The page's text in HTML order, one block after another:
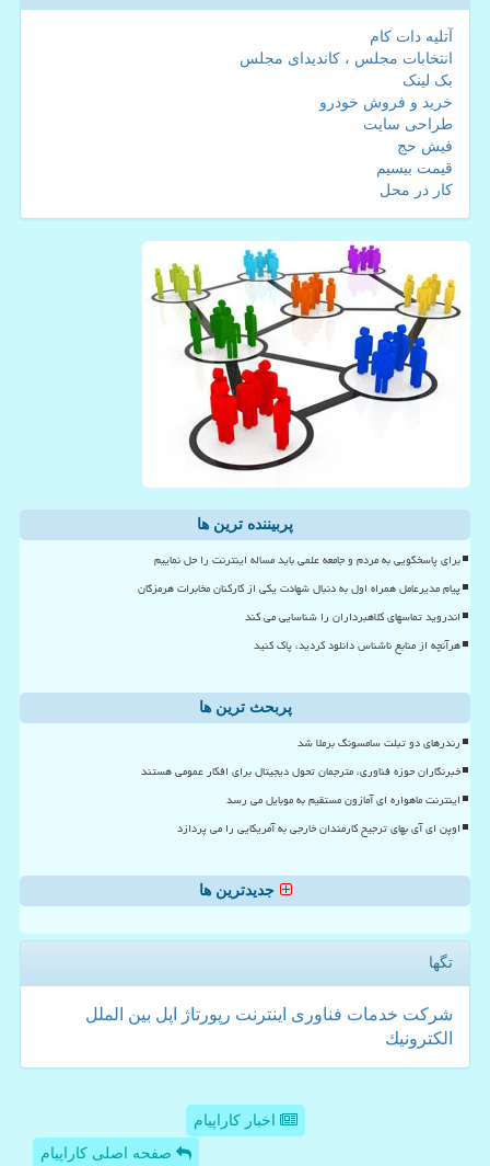
آتلیه دات کام
انتخابات مجلس ، کاندیدای مجلس
بک لینک
خرید و فروش خودرو
طراحی سایت
فیش حج
قیمت بیسیم
کار در محل
پربیننده ترین ها
برای پاسخگویی به مردم و جامعه علمی باید مساله اینترنت را حل نماییم
پیام مدیرعامل همراه اول به دنبال شهادت یکی از کارکنان مخابرات هرمزگان
اندروید تماسهای کلاهبرداران را شناسایی می کند
هرآنچه از منابع ناشناس دانلود کردید، پاک کنید
پربحث ترین ها
رندرهای دو تبلت سامسونگ برملا شد
خبرنگاران حوزه فناوری، مترجمان تحول دیجیتال برای افکار عمومی هستند
اینترنت ماهواره ای آمازون مستقیم به موبایل می رسد
اوپن ای آی بهای ترجیح کارمندان خارجی به آمریکایی را می پردازد
جدیدترین ها
تگها
شركت خدمات فناوری اینترنت رپورتاژ اپل بین الملل
الكترونیك
اخبار کاراپیام
صفحه اصلی کاراپیام